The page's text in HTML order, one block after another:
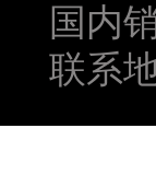
国内
联系